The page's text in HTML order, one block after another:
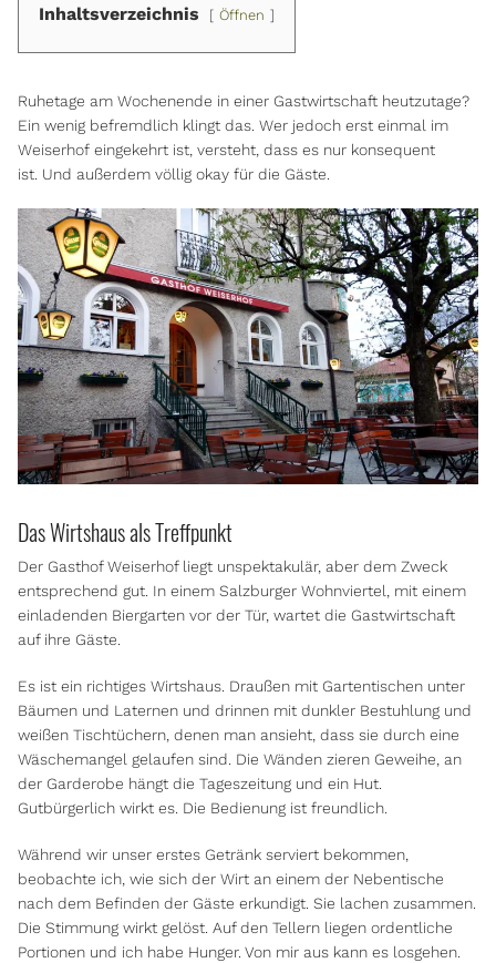
Inhaltsverzeichnis Öffnen
Ruhetage am Wochenende in einer Gastwirtschaft heutzutage?
Ein wenig befremdlich klingt das. Wer jedoch erst einmal im
Weiserhof eingekehrt ist, versteht, dass es nur konsequent
ist. Und außerdem völlig okay für die Gäste.
Das Wirtshaus als Treffpunkt
Der Gasthof Weiserhof liegt unspektakulär, aber dem Zweck
entsprechend gut. In einem Salzburger Wohnviertel, mit einem
einladenden Biergarten vor der Tür, wartet die Gastwirtschaft
auf ihre Gäste.
Es ist ein richtiges Wirtshaus. Draußen mit Gartentischen unter
Bäumen und Laternen und drinnen mit dunkler Bestuhlung und
weißen Tischtüchern, denen man ansieht, dass sie durch eine
Wäschemangel gelaufen sind. Die Wänden zieren Geweihe, an
der Garderobe hängt die Tageszeitung und ein Hut.
Gutbürgerlich wirkt es. Die Bedienung ist freundlich.
Während wir unser erstes Getränk serviert bekommen,
beobachte ich, wie sich der Wirt an einem der Nebentische
nach dem Befinden der Gäste erkundigt. Sie lachen zusammen.
Die Stimmung wirkt gelöst. Auf den Tellern liegen ordentliche
Portionen und ich habe Hunger. Von mir aus kann es losgehen.